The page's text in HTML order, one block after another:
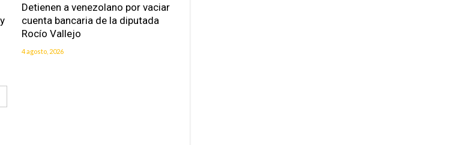
Detienen a venezolano por vaciar
cuenta bancaria de la diputada
Rocío Vallejo
4 agosto, 2026